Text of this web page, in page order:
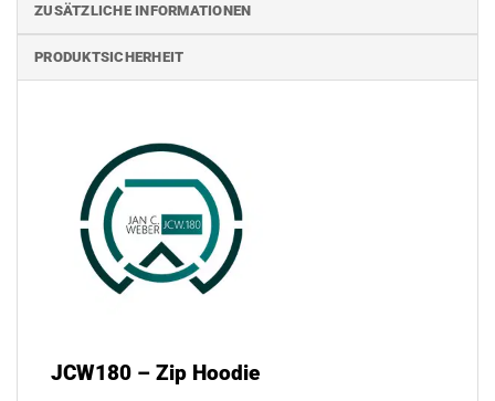
ZUSÄTZLICHE INFORMATIONEN
PRODUKTSICHERHEIT
JCW180 – Zip Hoodie